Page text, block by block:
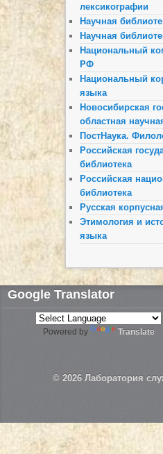
лексикографии
Научная
Научная
Национальный
РФ
Национальный
языка
Новосибирская
областная
ПостНаука.
Российская
библиотека
Российская
библиотека
Русская
Этимология и
языка
Google Translator
Powered by Translate
© 2026 Лаборатория